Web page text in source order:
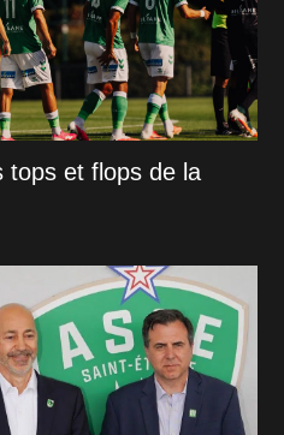
tops et flops de la